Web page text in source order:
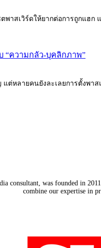
พาสเวิร์ดให้ยากต่อการถูกแฮก
“ความกลัว-บุคลิกภาพ”
ต่หลายคนยังละเลยการตั้งพา
consultant, was founded in
combine our expertise in